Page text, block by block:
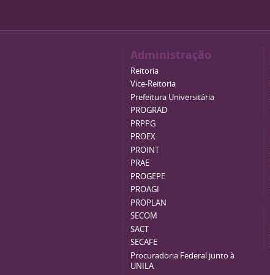
Administração
Reitoria
Vice-Reitoria
Prefeitura Universitária
PROGRAD
PRPPG
PROEX
PROINT
PRAE
PROGEPE
PROAGI
PROPLAN
SECOM
SACT
SECAFE
Procuradoria Federal junto à
UNILA